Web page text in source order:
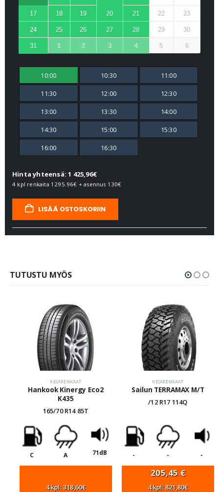
17 18 19 20 21 22 23
24 25 26 27 28 29 30
31 1 2 3 4 5 6
10:00 10:30 11:00
11:30 12:00 12:30
13:00 13:30 14:00
14:30 15:00 15:30
16:00 16:30
Hinta yhteensä: 1 425,96€
4 kpl renkaita 1295.96€ + asennus 130€
LISÄÄ OSTOSKORIIN
TUTUSTU MYÖS
KESÄRENKAAT
Hankook Kinergy Eco2
K435
165/70 R14 85T
C A 71dB
4 kpl: 318,60€
KESÄRENKAAT
Sailun TERRAMAX M/T
/12 R17 114Q
- - -
205,45 €
4 kpl: 821,80€